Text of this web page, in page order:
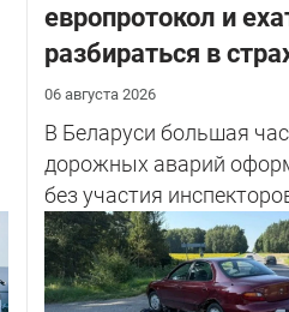
европротокол и
разбираться в
06 августа 2026
В Беларуси большая
дорожных аварий
без участия